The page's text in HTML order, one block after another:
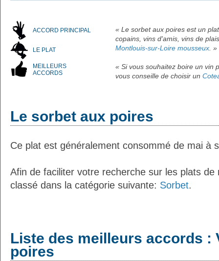
ACCORD PRINCIPAL
LE PLAT
MEILLEURS
ACCORDS
« Le sorbet aux poires est un
copains, vins d'amis, vins de
Montlouis-sur-Loire mousseux. »
« Si vous souhaitez boire un vin
vous conseille de choisir un
Le sorbet aux poires
Ce plat est généralement consommé de mai à
Afin de faciliter votre recherche sur les plats
classé dans la catégorie suivante: Sorbet.
Liste des meilleurs accords :
poires